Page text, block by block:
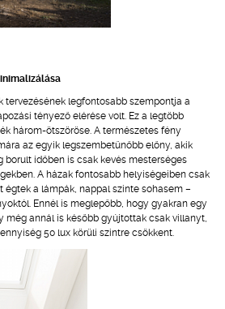
tervezésének legfontosabb szempontja a
tényező elérése volt. Ez a legtöbb
három-ötszöröse. A természetes fény
az egyik legszembetűnőbb előny, akik
borult időben is csak kevés mesterséges
A házak fontosabb helyiségeiben csak
a lámpák, nappal szinte sohasem –
Ennél is meglepőbb, hogy gyakran egy
még annál is később gyújtottak csak villanyt,
50 lux körüli szintre csökkent.